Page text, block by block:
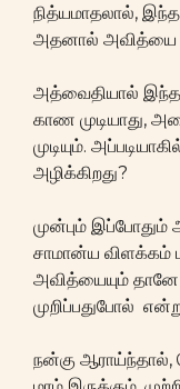
நித்யமாதலால்,
அதனால் அவித்யை
அத்வைதியால்
காண முடியாது,
முடியும்.
அழிக்கிறது?
முன்பும்
சாமான்ய விளக்கம்
அவித்யையும் தானே
முறிப்பதுபோல்
நன்கு ஆராய்ந்தால்,